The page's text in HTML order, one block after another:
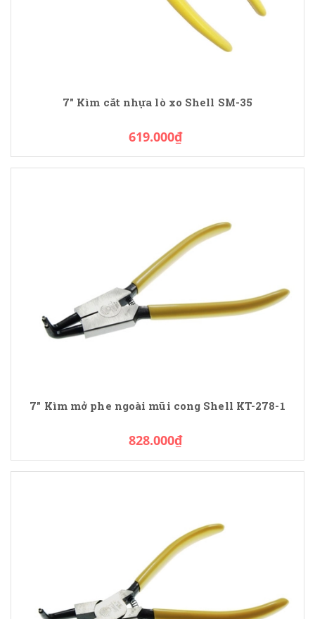
7" Kìm cắt nhựa lò xo Shell SM-35
619.000₫
7" Kìm mở phe ngoài mũi cong Shell KT-278-1
828.000₫